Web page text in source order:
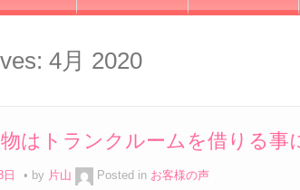
4月 2020
はトランクルームを借りる事
by 片山 Posted in お客様の声